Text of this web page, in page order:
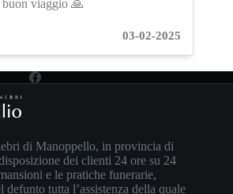
viaggio 🙏
03-02-2025
di Manoppello, in provincia di
dei clienti 24 ore su 24
e le pratiche funerarie,
tutta l’assistenza della quale